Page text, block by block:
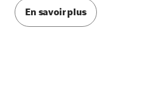
En savoir plus